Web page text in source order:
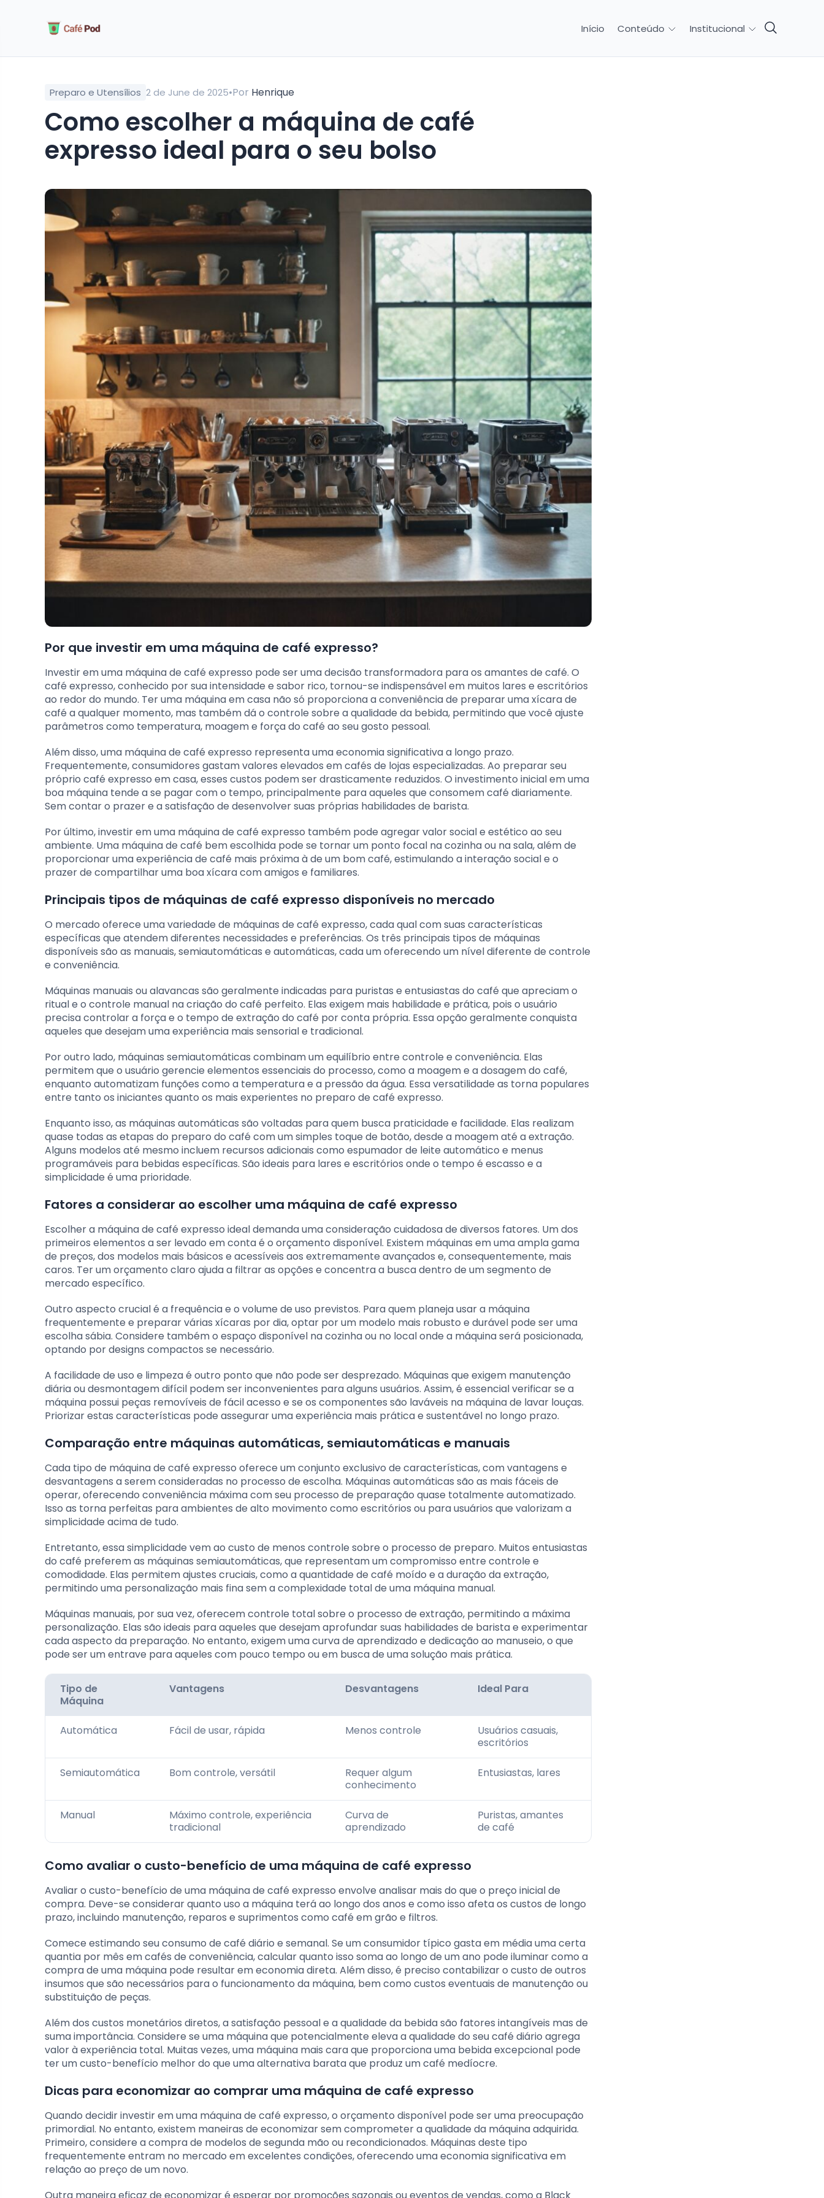
Início Conteúdo Institucional
Preparo e Utensílios 2 de June de 2025•Por Henrique
Como escolher a máquina de café
expresso ideal para o seu bolso
Por que investir em uma máquina de café expresso?
Investir em uma máquina de café expresso pode ser uma decisão transformadora para os amantes de café. O
café expresso, conhecido por sua intensidade e sabor rico, tornou-se indispensável em muitos lares e escritórios
ao redor do mundo. Ter uma máquina em casa não só proporciona a conveniência de preparar uma xícara de
café a qualquer momento, mas também dá o controle sobre a qualidade da bebida, permitindo que você ajuste
parâmetros como temperatura, moagem e força do café ao seu gosto pessoal.
Além disso, uma máquina de café expresso representa uma economia significativa a longo prazo.
Frequentemente, consumidores gastam valores elevados em cafés de lojas especializadas. Ao preparar seu
próprio café expresso em casa, esses custos podem ser drasticamente reduzidos. O investimento inicial em uma
boa máquina tende a se pagar com o tempo, principalmente para aqueles que consomem café diariamente.
Sem contar o prazer e a satisfação de desenvolver suas próprias habilidades de barista.
Por último, investir em uma máquina de café expresso também pode agregar valor social e estético ao seu
ambiente. Uma máquina de café bem escolhida pode se tornar um ponto focal na cozinha ou na sala, além de
proporcionar uma experiência de café mais próxima à de um bom café, estimulando a interação social e o
prazer de compartilhar uma boa xícara com amigos e familiares.
Principais tipos de máquinas de café expresso disponíveis no mercado
O mercado oferece uma variedade de máquinas de café expresso, cada qual com suas características
específicas que atendem diferentes necessidades e preferências. Os três principais tipos de máquinas
disponíveis são as manuais, semiautomáticas e automáticas, cada um oferecendo um nível diferente de controle
e conveniência.
Máquinas manuais ou alavancas são geralmente indicadas para puristas e entusiastas do café que apreciam o
ritual e o controle manual na criação do café perfeito. Elas exigem mais habilidade e prática, pois o usuário
precisa controlar a força e o tempo de extração do café por conta própria. Essa opção geralmente conquista
aqueles que desejam uma experiência mais sensorial e tradicional.
Por outro lado, máquinas semiautomáticas combinam um equilíbrio entre controle e conveniência. Elas
permitem que o usuário gerencie elementos essenciais do processo, como a moagem e a dosagem do café,
enquanto automatizam funções como a temperatura e a pressão da água. Essa versatilidade as torna populares
entre tanto os iniciantes quanto os mais experientes no preparo de café expresso.
Enquanto isso, as máquinas automáticas são voltadas para quem busca praticidade e facilidade. Elas realizam
quase todas as etapas do preparo do café com um simples toque de botão, desde a moagem até a extração.
Alguns modelos até mesmo incluem recursos adicionais como espumador de leite automático e menus
programáveis para bebidas específicas. São ideais para lares e escritórios onde o tempo é escasso e a
simplicidade é uma prioridade.
Fatores a considerar ao escolher uma máquina de café expresso
Escolher a máquina de café expresso ideal demanda uma consideração cuidadosa de diversos fatores. Um dos
primeiros elementos a ser levado em conta é o orçamento disponível. Existem máquinas em uma ampla gama
de preços, dos modelos mais básicos e acessíveis aos extremamente avançados e, consequentemente, mais
caros. Ter um orçamento claro ajuda a filtrar as opções e concentra a busca dentro de um segmento de
mercado específico.
Outro aspecto crucial é a frequência e o volume de uso previstos. Para quem planeja usar a máquina
frequentemente e preparar várias xícaras por dia, optar por um modelo mais robusto e durável pode ser uma
escolha sábia. Considere também o espaço disponível na cozinha ou no local onde a máquina será posicionada,
optando por designs compactos se necessário.
A facilidade de uso e limpeza é outro ponto que não pode ser desprezado. Máquinas que exigem manutenção
diária ou desmontagem difícil podem ser inconvenientes para alguns usuários. Assim, é essencial verificar se a
máquina possui peças removíveis de fácil acesso e se os componentes são laváveis na máquina de lavar louças.
Priorizar estas características pode assegurar uma experiência mais prática e sustentável no longo prazo.
Comparação entre máquinas automáticas, semiautomáticas e manuais
Cada tipo de máquina de café expresso oferece um conjunto exclusivo de características, com vantagens e
desvantagens a serem consideradas no processo de escolha. Máquinas automáticas são as mais fáceis de
operar, oferecendo conveniência máxima com seu processo de preparação quase totalmente automatizado.
Isso as torna perfeitas para ambientes de alto movimento como escritórios ou para usuários que valorizam a
simplicidade acima de tudo.
Entretanto, essa simplicidade vem ao custo de menos controle sobre o processo de preparo. Muitos entusiastas
do café preferem as máquinas semiautomáticas, que representam um compromisso entre controle e
comodidade. Elas permitem ajustes cruciais, como a quantidade de café moído e a duração da extração,
permitindo uma personalização mais fina sem a complexidade total de uma máquina manual.
Máquinas manuais, por sua vez, oferecem controle total sobre o processo de extração, permitindo a máxima
personalização. Elas são ideais para aqueles que desejam aprofundar suas habilidades de barista e experimentar
cada aspecto da preparação. No entanto, exigem uma curva de aprendizado e dedicação ao manuseio, o que
pode ser um entrave para aqueles com pouco tempo ou em busca de uma solução mais prática.
Tipo de
Máquina
Vantagens Desvantagens Ideal Para
Automática Fácil de usar, rápida Menos controle
Usuários casuais,
escritórios
Semiautomática Bom controle, versátil
Requer algum
conhecimento
Entusiastas, lares
Manual
Máximo controle, experiência
tradicional
Curva de
aprendizado
Puristas, amantes
de café
Como avaliar o custo-benefício de uma máquina de café expresso
Avaliar o custo-benefício de uma máquina de café expresso envolve analisar mais do que o preço inicial de
compra. Deve-se considerar quanto uso a máquina terá ao longo dos anos e como isso afeta os custos de longo
prazo, incluindo manutenção, reparos e suprimentos como café em grão e filtros.
Comece estimando seu consumo de café diário e semanal. Se um consumidor típico gasta em média uma certa
quantia por mês em cafés de conveniência, calcular quanto isso soma ao longo de um ano pode iluminar como a
compra de uma máquina pode resultar em economia direta. Além disso, é preciso contabilizar o custo de outros
insumos que são necessários para o funcionamento da máquina, bem como custos eventuais de manutenção ou
substituição de peças.
Além dos custos monetários diretos, a satisfação pessoal e a qualidade da bebida são fatores intangíveis mas de
suma importância. Considere se uma máquina que potencialmente eleva a qualidade do seu café diário agrega
valor à experiência total. Muitas vezes, uma máquina mais cara que proporciona uma bebida excepcional pode
ter um custo-benefício melhor do que uma alternativa barata que produz um café medíocre.
Dicas para economizar ao comprar uma máquina de café expresso
Quando decidir investir em uma máquina de café expresso, o orçamento disponível pode ser uma preocupação
primordial. No entanto, existem maneiras de economizar sem comprometer a qualidade da máquina adquirida.
Primeiro, considere a compra de modelos de segunda mão ou recondicionados. Máquinas deste tipo
frequentemente entram no mercado em excelentes condições, oferecendo uma economia significativa em
relação ao preço de um novo.